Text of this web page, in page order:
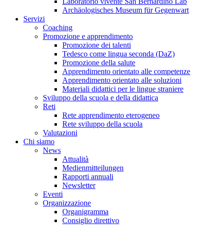
Archäologisches Museum für Gegenwart
Servizi
Coaching
Promozione e apprendimento
Promozione dei talenti
Tedesco come lingua seconda (DaZ)
Promozione della salute
Apprendimento orientato alle competenze
Apprendimento orientato alle soluzioni
Materiali didattici per le lingue straniere
Sviluppo della scuola e della didattica
Reti
Rete apprendimento eterogeneo
Rete sviluppo della scuola
Valutazioni
Chi siamo
News
Attualità
Medienmitteilungen
Rapporti annuali
Newsletter
Eventi
Organizzazione
Organigramma
Consiglio direttivo